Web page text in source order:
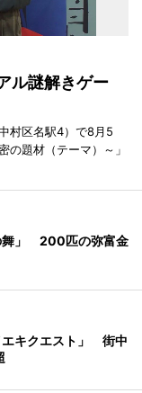
ル謎解きゲー
村区名駅4）で8月5
の題材（テーマ）～」
舞」 200匹の弥富金
エキクエスト」 街中